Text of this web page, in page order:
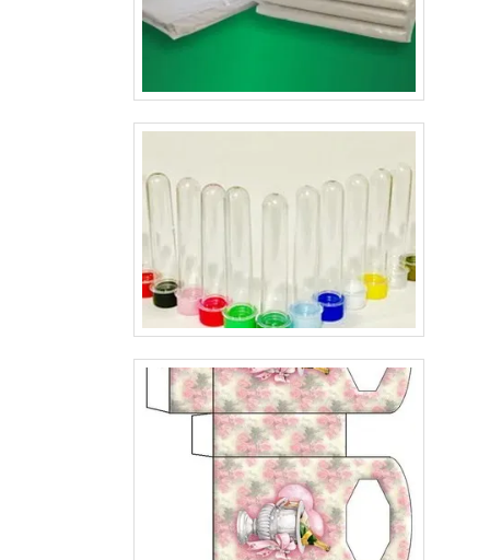
servem para diversos produtos e são fabricadas com
de última geração. .